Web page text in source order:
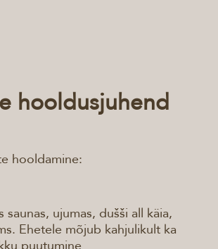
hooldusjuhend
hooldamine:
saunas, ujumas, dušši all käia,
Ehetele mõjub kahjulikult ka
puutumine